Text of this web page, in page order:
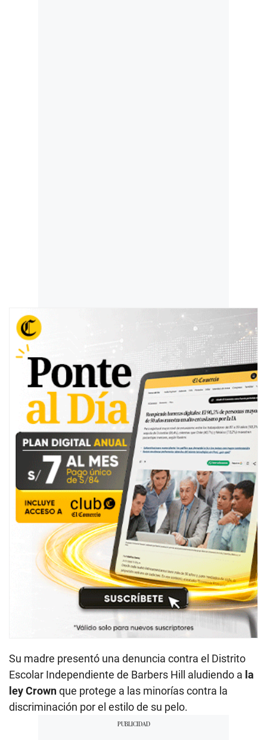
Su madre presentó una denuncia contra el Distrito
Escolar Independiente de Barbers Hill aludiendo a la
ley Crownque protege a las minorías contra la
discriminación por el estilo de su pelo.